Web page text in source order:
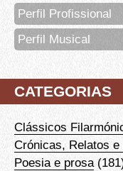
Perfil Profissional
Perfil Musical
CATEGORIAS
Clássicos
Crónicas, Relatos e
Poesia e prosa